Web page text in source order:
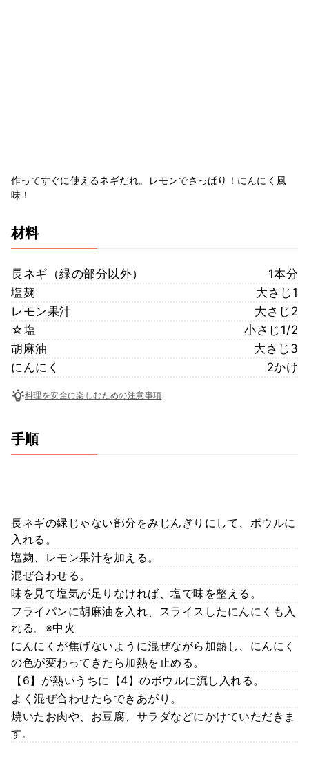
作ってすぐに使えるネギだれ。レモンでさっぱり！にんにく風
味！
材料
長ネギ（緑の部分以外）
1本分
塩麹
大さじ1
レモン果汁
大さじ2
☆塩
小さじ1/2
胡麻油
大さじ3
にんにく
2かけ
料理を安全に楽しむための注意事項
手順
長ネギの緑じゃない部分をみじんぎりにして、ボウルに
入れる。
塩麹、レモン果汁を加える。
混ぜ合わせる。
味を見て塩気が足りなければ、塩で味を整える。
フライパンに胡麻油を入れ、スライスしたにんにくも入
れる。※中火
にんにくが焦げないように混ぜながら加熱し、にんにく
の色が変わってきたら加熱を止める。
【6】が熱いうちに【4】のボウルに流し入れる。
よく混ぜ合わせたらできあがり。
焼いたお肉や、お豆腐、サラダなどにかけていただきま
す。